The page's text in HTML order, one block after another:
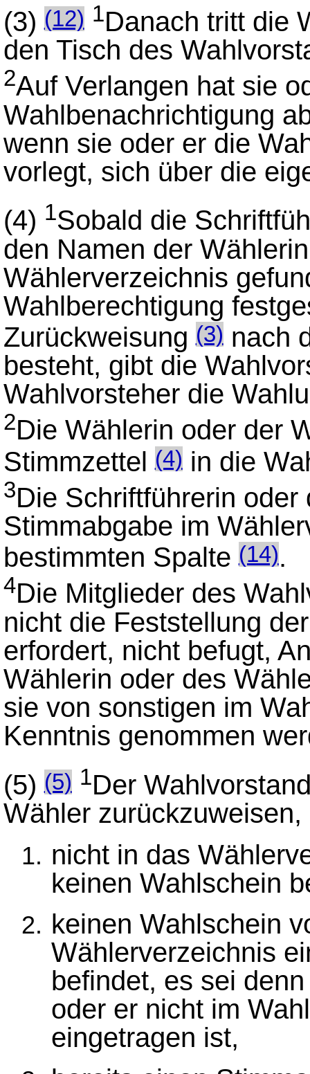
(3)(12) 1Danach tritt die
den Tisch des
2Auf Verlangen hat sie
Wahlbenachrichtigung
wenn sie oder er die
vorlegt, sich über die
(4) 1Sobald die
den Namen der
Wählerverzeichnis
Wahlberechtigung
Zurückweisung(3)nach
besteht, gibt die
Wahlvorsteher die
2Die Wählerin oder der
Stimmzettel(4)in die
3Die Schriftführerin
Stimmabgabe im
bestimmten Spalte(14).
4Die Mitglieder des
nicht die Feststellung
erfordert, nicht befugt,
Wählerin oder des
sie von sonstigen im
Kenntnis genommen
(5)(5) 1Der
Wähler
nicht in das
keinen Wahlschein
keinen Wahlschein
Wählerverzeichnis
befindet, es sei
oder er nicht im
eingetragen ist,